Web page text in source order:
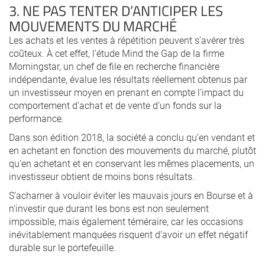
3. NE PAS TENTER D’ANTICIPER LES
MOUVEMENTS DU MARCHÉ
Les achats et les ventes à répétition peuvent s’avérer très
coûteux. À cet effet, l’étude Mind the Gap de la firme
Morningstar, un chef de file en recherche financière
indépendante, évalue les résultats réellement obtenus par
un investisseur moyen en prenant en compte l’impact du
comportement d’achat et de vente d’un fonds sur la
performance.
Dans son édition 2018, la société a conclu qu’en vendant et
en achetant en fonction des mouvements du marché, plutôt
qu’en achetant et en conservant les mêmes placements, un
investisseur obtient de moins bons résultats.
S’acharner à vouloir éviter les mauvais jours en Bourse et à
n’investir que durant les bons est non seulement
impossible, mais également téméraire, car les occasions
inévitablement manquées risquent d’avoir un effet négatif
durable sur le portefeuille.